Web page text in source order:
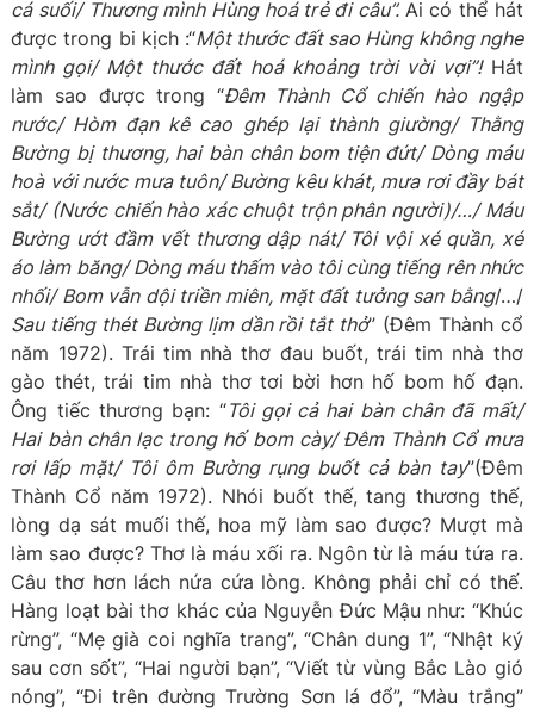
cá suối/ Thương mình Hùng hoá trẻ đi câu”. Ai có thể hát
được trong bi kịch :“Một thước đất sao Hùng không nghe
mình gọi/ Một thước đất hoá khoảng trời vời vợi”!Hát
làm sao được trong “Đêm Thành Cổ chiến hào ngập
nước/ Hòm đạn kê cao ghép lại thành giường/ Thằng
Bường bị thương, hai bàn chân bom tiện đứt/ Dòng máu
hoà với nước mưa tuôn/ Bường kêu khát, mưa rơi đầy bát
sắt/ (Nước chiến hào xác chuột trộn phân người)/…/ Máu
Bường ướt đầm vết thương dập nát/ Tôi vội xé quần, xé
áo làm băng/ Dòng máu thấm vào tôi cùng tiếng rên nhức
nhối/ Bom vẫn dội triền miên, mặt đất tưởng san bằng/…/
Sau tiếng thét Bường lịm dần rồi tắt thở” (Đêm Thành cổ
năm 1972). Trái tim nhà thơ đau buốt, trái tim nhà thơ
gào thét, trái tim nhà thơ tơi bời hơn hố bom hố đạn.
Ông tiếc thương bạn: “Tôi gọi cả hai bàn chân đã mất/
Hai bàn chân lạc trong hố bom cày/ Đêm Thành Cổ mưa
rơi lấp mặt/ Tôi ôm Bường rụng buốt cả bàn tay”(Đêm
Thành Cổ năm 1972). Nhói buốt thế, tang thương thế,
lòng dạ sát muối thế, hoa mỹ làm sao được? Mượt mà
làm sao được? Thơ là máu xối ra. Ngôn từ là máu tứa ra.
Câu thơ hơn lách nứa cứa lòng. Không phải chỉ có thế.
Hàng loạt bài thơ khác của Nguyễn Đức Mậu như: “Khúc
rừng”, “Mẹ già coi nghĩa trang”, “Chân dung 1”, “Nhật ký
sau cơn sốt”, “Hai người bạn”, “Viết từ vùng Bắc Lào gió
nóng”, “Đi trên đường Trường Sơn lá đổ”, “Màu trắng”